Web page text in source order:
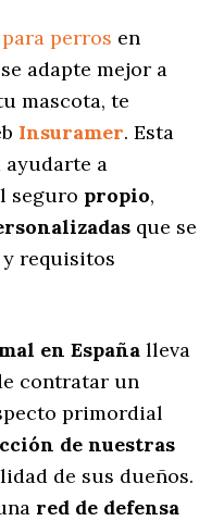
perros en
adapte mejor a
mascota, te
Insuramer. Esta
a
seguro propio,
que se
requisitos
en España lleva
contratar un
primordial
de nuestras
de sus dueños.
red de defensa